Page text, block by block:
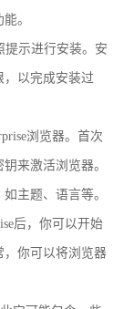
。
提示进行安装。安
以完成安装过
浏览器。首次
来激活浏览器。
主题、语言等。
后，你可以开始
，你可以将浏览器